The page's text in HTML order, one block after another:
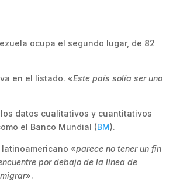
ocupa el segundo lugar, de 82
en el listado. «Este país solía ser uno
datos cualitativos y cuantitativos
el Banco Mundial (BM).
«parece no tener un fin
por debajo de la línea de
».